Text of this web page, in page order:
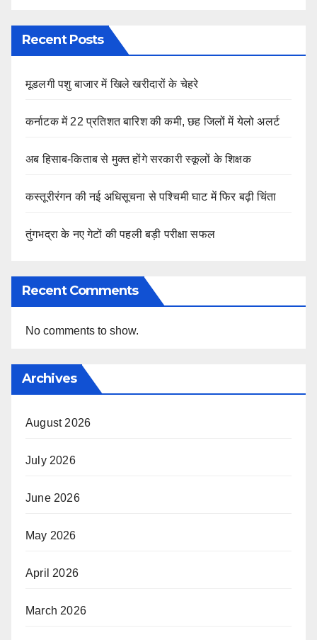
Recent Posts
मूडलगी पशु बाजार में खिले खरीदारों के चेहरे
कर्नाटक में 22 प्रतिशत बारिश की कमी, छह जिलों में येलो अलर्ट
अब हिसाब-किताब से मुक्त होंगे सरकारी स्कूलों के शिक्षक
कस्तूरीरंगन की नई अधिसूचना से पश्चिमी घाट में फिर बढ़ी चिंता
तुंगभद्रा के नए गेटों की पहली बड़ी परीक्षा सफल
Recent Comments
No comments to show.
Archives
August 2026
July 2026
June 2026
May 2026
April 2026
March 2026